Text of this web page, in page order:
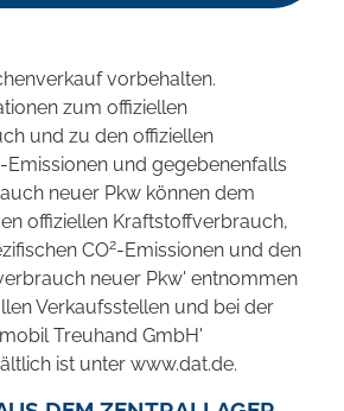
vorbehalten.
zum offiziellen
und zu den offiziellen
-Emissionen und gegebenenfalls
neuer Pkw können dem
offiziellen Kraftstoffverbrauch,
CO2-Emissionen und den
neuer Pkw' entnommen
Verkaufsstellen und bei der
Treuhand GmbH'
ist unter www.dat.de.